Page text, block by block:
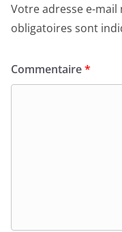
Votre adresse e-mail
obligatoires sont
Commentaire*